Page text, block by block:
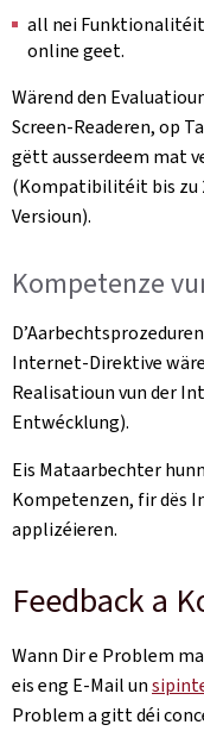
all nei
online geet.
Wärend den
Screen-Readeren, op
gëtt ausserdeem mat
(Kompatibilitéit bis zu
Versioun).
Kompetenze
Internet-Direktive
Realisatioun vun der
Entwécklung).
Eis Mataarbechter
Kompetenzen, fir dës
applizéieren.
Feedback a
Wann Dir e Problem
eis eng E-Mail un
Problem a gitt déi